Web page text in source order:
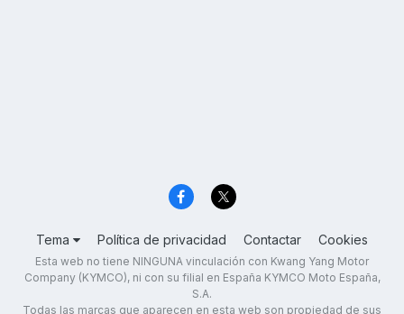
Tema Política de privacidad Contactar Cookies
Esta web no tiene NINGUNA vinculación con Kwang Yang Motor
Company (KYMCO), ni con su filial en España KYMCO Moto España,
S.A.
Todas las marcas que aparecen en esta web son propiedad de sus